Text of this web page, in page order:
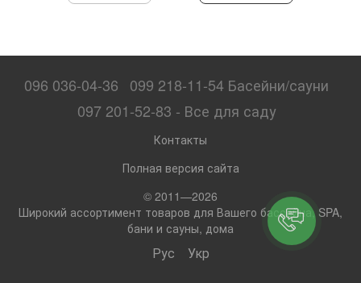
096 036-04-36
099 218-11-54 Басейни/сауни
097 201-52-83 - Все для саду
Контакты
Полная версия сайта
© 2011—2026
Широкий ассортимент товаров для Вашего бассейна, SPA,
бани и сауны, дома
Рус Укр